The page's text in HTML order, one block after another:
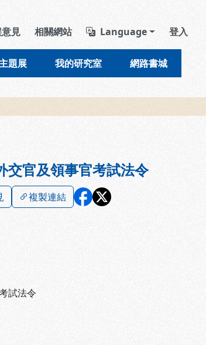
覽列區塊
見 相關網站 Language 登入
題展 我的研究室 網路書城
交官及領事官考試法令
複製連結
試法令